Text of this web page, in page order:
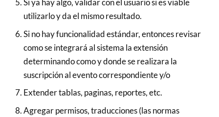
Si ya hay algo, validar con el usuario si es viable
utilizarlo y da el mismo resultado.
Si no hay funcionalidad estándar, entonces revisar
como se integrará al sistema la extensión
determinando como y donde se realizara la
suscripción al evento correspondiente y/o
Extender tablas, paginas, reportes, etc.
Agregar permisos, traducciones (las normas